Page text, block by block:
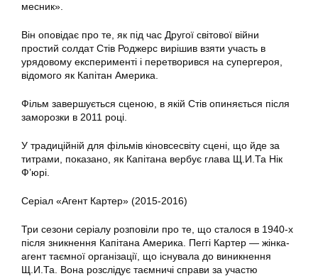
месник».
Він оповідає про те, як під час Другої світової війни
простий солдат Стів Роджерс вирішив взяти участь в
урядовому експерименті і перетворився на супергероя,
відомого як Капітан Америка.
Фільм завершується сценою, в якій Стів опиняється після
заморозки в 2011 році.
У традиційній для фільмів кіновсесвіту сцені, що йде за
титрами, показано, як Капітана вербує глава Щ.И.Та Нік
Ф’юрі.
Серіал «Агент Картер» (2015-2016)
Три сезони серіалу розповіли про те, що сталося в 1940-х
після зникнення Капітана Америка. Пеггі Картер — жінка-
агент таємної організації, що існувала до виникнення
Щ.И.Та. Вона розслідує таємничі справи за участю